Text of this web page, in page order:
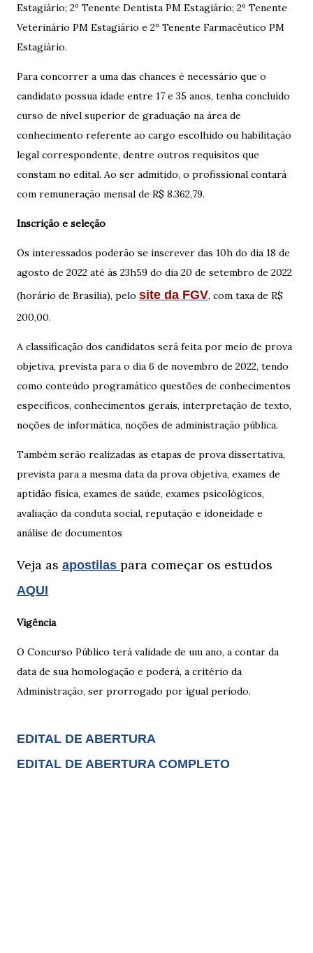
Estagiário; 2º Tenente Dentista PM Estagiário; 2º Tenente
Veterinário PM Estagiário e 2º Tenente Farmacêutico PM
Estagiário.
Para concorrer a uma das chances é necessário que o
candidato possua idade entre 17 e 35 anos, tenha concluído
curso de nível superior de graduação na área de
conhecimento referente ao cargo escolhido ou habilitação
legal correspondente, dentre outros requisitos que
constam no edital. Ao ser admitido, o profissional contará
com remuneração mensal de R$ 8.362,79.
Inscrição e seleção
Os interessados poderão se inscrever das 10h do dia 18 de
agosto de 2022 até às 23h59 do dia 20 de setembro de 2022
(horário de Brasília), pelo site da FGV, com taxa de R$
200,00.
A classificação dos candidatos será feita por meio de prova
objetiva, prevista para o dia 6 de novembro de 2022, tendo
como conteúdo programático questões de conhecimentos
específicos, conhecimentos gerais, interpretação de texto,
noções de informática, noções de administração pública.
Também serão realizadas as etapas de prova dissertativa,
prevista para a mesma data da prova objetiva, exames de
aptidão física, exames de saúde, exames psicológicos,
avaliação da conduta social, reputação e idoneidade e
análise de documentos
Veja as apostilas para começar os estudos
AQUI
Vigência
O Concurso Público terá validade de um ano, a contar da
data de sua homologação e poderá, a critério da
Administração, ser prorrogado por igual período.
EDITAL DE ABERTURA
EDITAL DE ABERTURA COMPLETO